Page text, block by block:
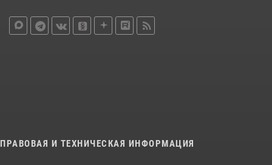
ПРАВОВАЯ И ТЕХНИЧЕСКАЯ ИНФОРМАЦИЯ